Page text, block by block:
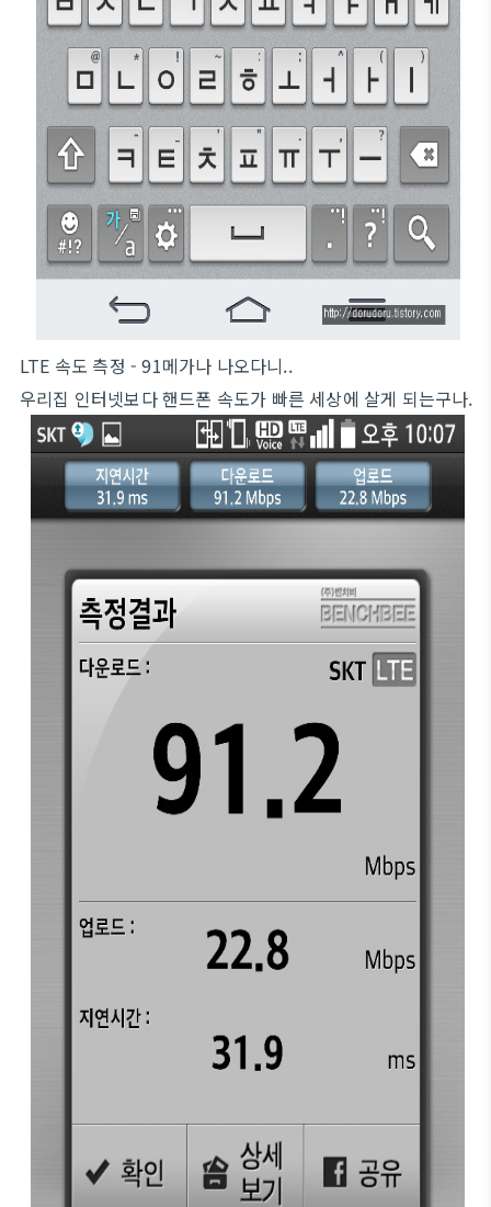
LTE 속도 측정 - 91메가나 나오다니..
우리집 인터넷보다 핸드폰 속도가 빠른 세상에 살게 되는구나.